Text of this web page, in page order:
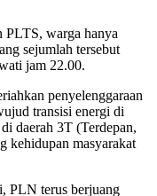
PLTS, warga hanya
sejumlah tersebut
jam 22.00.
penyelenggaraan
transisi energi di
daerah 3T (Terdepan,
kehidupan masyarakat
PLN terus berjuang